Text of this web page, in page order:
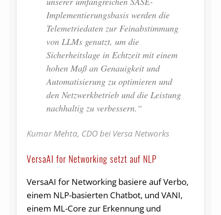
Implementierungsbasis werden die
Telemetriedaten zur Feinabstimmung
von LLMs genutzt, um die
Sicherheitslage in Echtzeit mit einem
hohen Maß an Genauigkeit und
Automatisierung zu optimieren und
den Netzwerkbetrieb und die Leistung
nachhaltig zu verbessern.“
Kumar Mehta, CDO bei Versa Networks
VersaAI for Networking setzt auf NLP
VersaAI for Networking basiere auf Verbo,
einem NLP-basierten Chatbot, und VANI,
einem ML-Core zur Erkennung und